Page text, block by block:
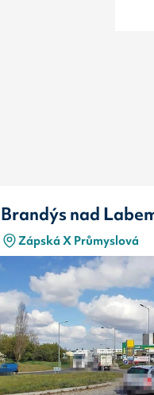
Brandýs nad
Zápská X Průmyslová